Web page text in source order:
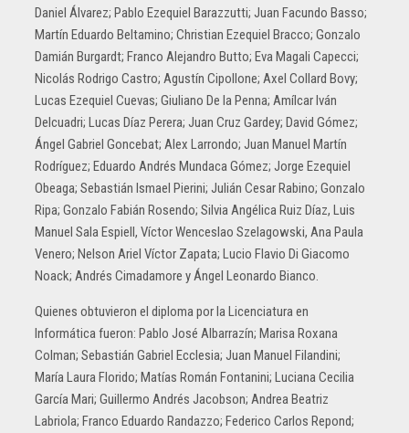
Daniel Álvarez; Pablo Ezequiel Barazzutti; Juan Facundo Basso;
Martín Eduardo Beltamino; Christian Ezequiel Bracco; Gonzalo
Damián Burgardt; Franco Alejandro Butto; Eva Magali Capecci;
Nicolás Rodrigo Castro; Agustín Cipollone; Axel Collard Bovy;
Lucas Ezequiel Cuevas; Giuliano De la Penna; Amílcar Iván
Delcuadri; Lucas Díaz Perera; Juan Cruz Gardey; David Gómez;
Ángel Gabriel Goncebat; Alex Larrondo; Juan Manuel Martín
Rodríguez; Eduardo Andrés Mundaca Gómez; Jorge Ezequiel
Obeaga; Sebastián Ismael Pierini; Julián Cesar Rabino; Gonzalo
Ripa; Gonzalo Fabián Rosendo; Silvia Angélica Ruiz Díaz, Luis
Manuel Sala Espiell, Víctor Wenceslao Szelagowski, Ana Paula
Venero; Nelson Ariel Víctor Zapata; Lucio Flavio Di Giacomo
Noack; Andrés Cimadamore y Ángel Leonardo Bianco.
Quienes obtuvieron el diploma por la Licenciatura en
Informática fueron: Pablo José Albarrazín; Marisa Roxana
Colman; Sebastián Gabriel Ecclesia; Juan Manuel Filandini;
María Laura Florido; Matías Román Fontanini; Luciana Cecilia
García Mari; Guillermo Andrés Jacobson; Andrea Beatriz
Labriola; Franco Eduardo Randazzo; Federico Carlos Repond;